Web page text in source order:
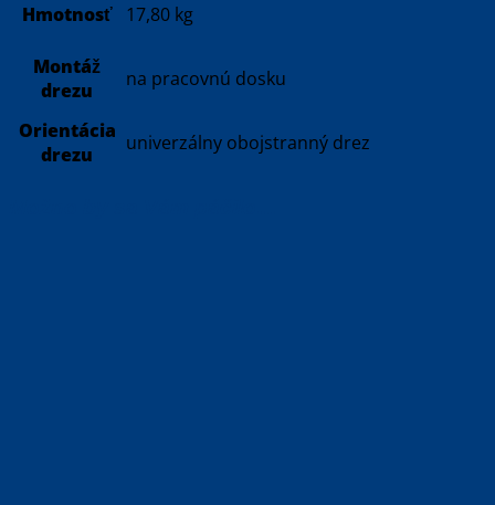
Hmotnosť 17,80 kg
Montáž
drezu
na pracovnú dosku
Orientácia
drezu
univerzálny obojstranný drez